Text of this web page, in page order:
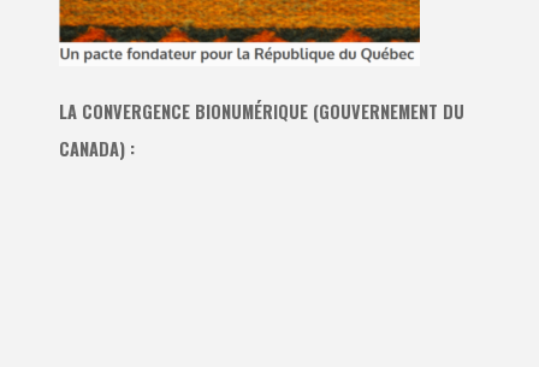
LA CONVERGENCE BIONUMÉRIQUE (GOUVERNEMENT DU
CANADA) :